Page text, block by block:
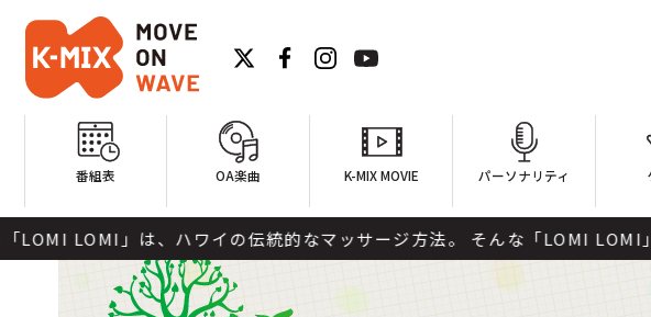
番組表 OA楽曲 K-MIX MOVIE パーソナリティ
、ハワイの伝統的なマッサージ方法。 そんな「LOMI LOMI」のような最